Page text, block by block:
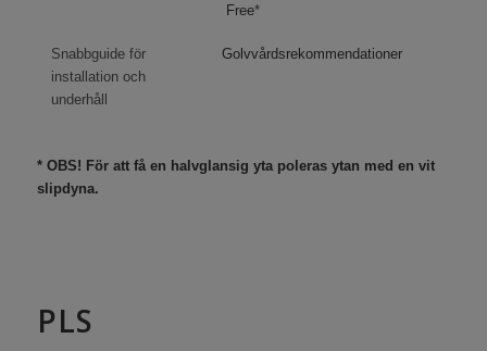
Free*
Snabbguide för
installation och
underhåll
Golvvårdsrekommendationer
* OBS! För att få en halvglansig yta poleras ytan med en vit
slipdyna.
PLS